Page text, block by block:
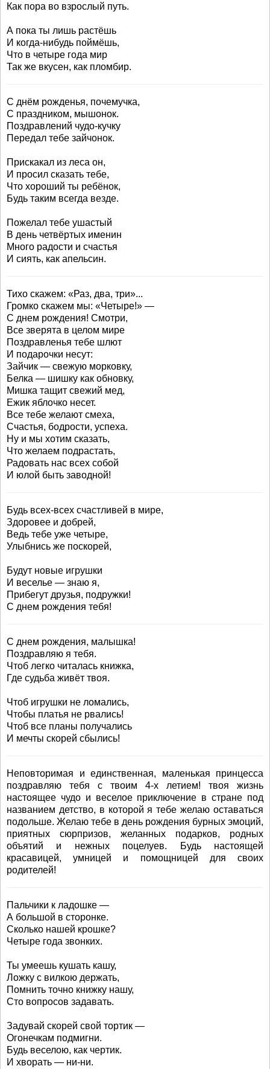
Как пора во взрослый путь.
А пока ты лишь растёшь
И когда-нибудь поймёшь,
Что в четыре года мир
Так же вкусен, как пломбир.
С днём рожденья, почемучка,
С праздником, мышонок.
Поздравлений чудо-кучку
Передал тебе зайчонок.
Прискакал из леса он,
И просил сказать тебе,
Что хороший ты ребёнок,
Будь таким всегда везде.
Пожелал тебе ушастый
В день четвёртых именин
Много радости и счастья
И сиять, как апельсин.
Тихо скажем: «Раз, два, три»...
Громко скажем мы: «Четыре!» —
С днем рождения! Смотри,
Все зверята в целом мире
Поздравленья тебе шлют
И подарочки несут:
Зайчик — свежую морковку,
Белка — шишку как обновку,
Мишка тащит свежий мед,
Ежик яблочко несет.
Все тебе желают смеха,
Счастья, бодрости, успеха.
Ну и мы хотим сказать,
Что желаем подрастать,
Радовать нас всех собой
И юлой быть заводной!
Будь всех-всех счастливей в мире,
Здоровее и добрей,
Ведь тебе уже четыре,
Улыбнись же поскорей,
Будут новые игрушки
И веселье — знаю я,
Прибегут друзья, подружки!
С днем рождения тебя!
С днем рождения, малышка!
Поздравляю я тебя.
Чтоб легко читалась книжка,
Где судьба живёт твоя.
Чтоб игрушки не ломались,
Чтобы платья не рвались!
Чтоб все планы получались
И мечты скорей сбылись!
Неповторимая и единственная, маленькая принцесса
поздравляю тебя с твоим 4-х летием! твоя жизнь
настоящее чудо и веселое приключение в стране под
названием детство, в которой я тебе желаю оставаться
подольше. Желаю тебе в день рождения бурных эмоций,
приятных сюрпризов, желанных подарков, родных
объятий и нежных поцелуев. Будь настоящей
красавицей, умницей и помощницей для своих
родителей!
Пальчики к ладошке —
А большой в сторонке.
Сколько нашей крошке?
Четыре года звонких.
Ты умеешь кушать кашу,
Ложку с вилкою держать,
Помнить точно книжку нашу,
Сто вопросов задавать.
Задувай скорей свой тортик —
Огонечкам подмигни.
Будь веселою, как чертик.
И хворать — ни-ни.